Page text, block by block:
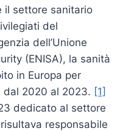
il settore sanitario
del
dell’Unione
(ENISA), la sanità
in Europa per
dal 2020 al 2023. [1]
dedicato al settore
responsabile